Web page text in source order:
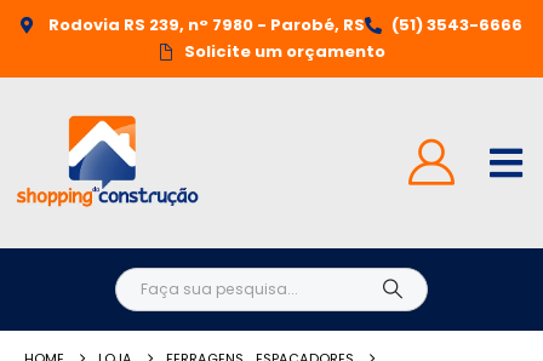
Rodovia RS 239, n° 7980 - Parobé, RS
(51) 3543-6666
Solicite um orçamento